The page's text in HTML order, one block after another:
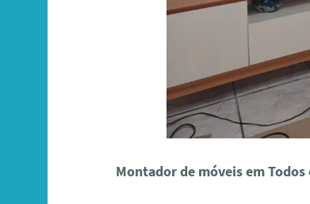
Montador de móveis em